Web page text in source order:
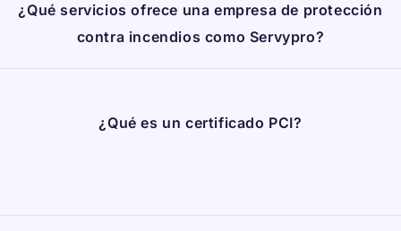
¿Qué servicios ofrece una empresa de protección
contra incendios como Servypro?
¿Qué es un certificado PCI?